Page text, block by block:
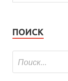
ПОИСК